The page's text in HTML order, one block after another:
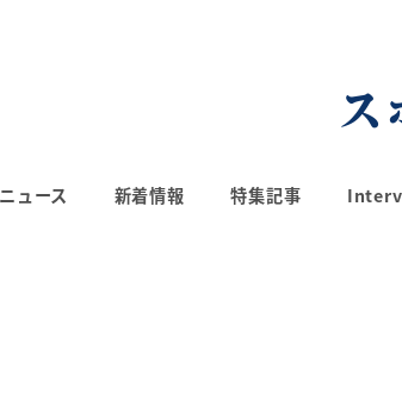
ニュース 新着情報 特集記事